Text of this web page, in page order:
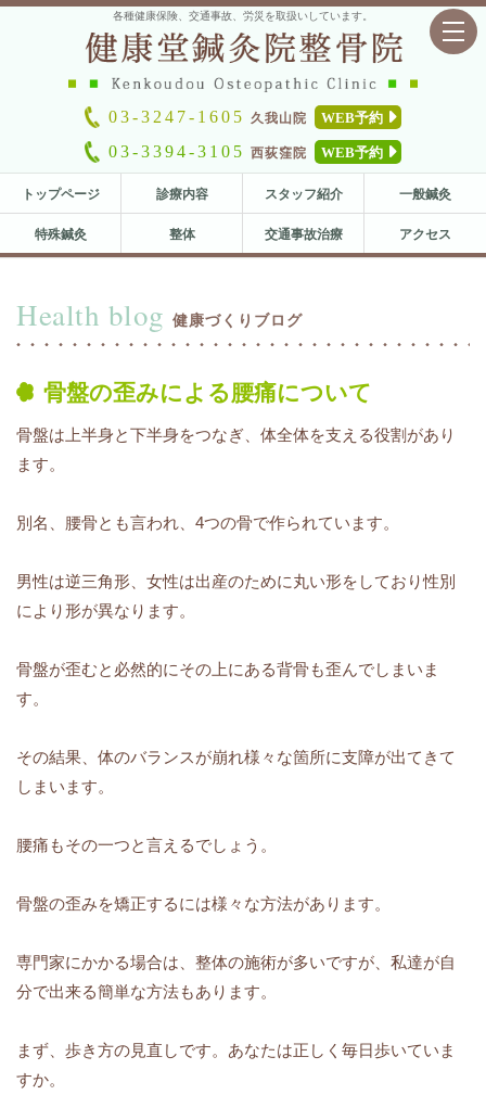
各種健康保険、交通事故、労災を取扱いしています。
03-3247-1605 久我山院 WEB予約
03-3394-3105 西荻窪院 WEB予約
トップページ 診療内容 スタッフ紹介 一般鍼灸
特殊鍼灸 整体 交通事故治療 アクセス
Health blog 健康づくりブログ
骨盤の歪みによる腰痛について
骨盤は上半身と下半身をつなぎ、体全体を支える役割があり
ます。
別名、腰骨とも言われ、4つの骨で作られています。
男性は逆三角形、女性は出産のために丸い形をしており性別
により形が異なります。
骨盤が歪むと必然的にその上にある背骨も歪んでしまいま
す。
その結果、体のバランスが崩れ様々な箇所に支障が出てきて
しまいます。
腰痛もその一つと言えるでしょう。
骨盤の歪みを矯正するには様々な方法があります。
専門家にかかる場合は、整体の施術が多いですが、私達が自
分で出来る簡単な方法もあります。
まず、歩き方の見直しです。あなたは正しく毎日歩いていま
すか。